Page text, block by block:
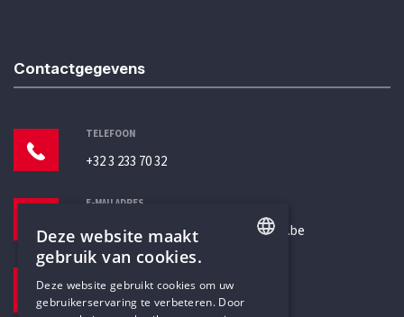
Contactgegevens
TELEFOON
+32 3 233 70 32
E-MAILADRES
secretariaat@humanistischverbond.be
Pottenbrug 4
DUTCH
Deze website maakt
gebruik van cookies.
Deze website gebruikt cookies om uw
gebruikerservaring te verbeteren. Door